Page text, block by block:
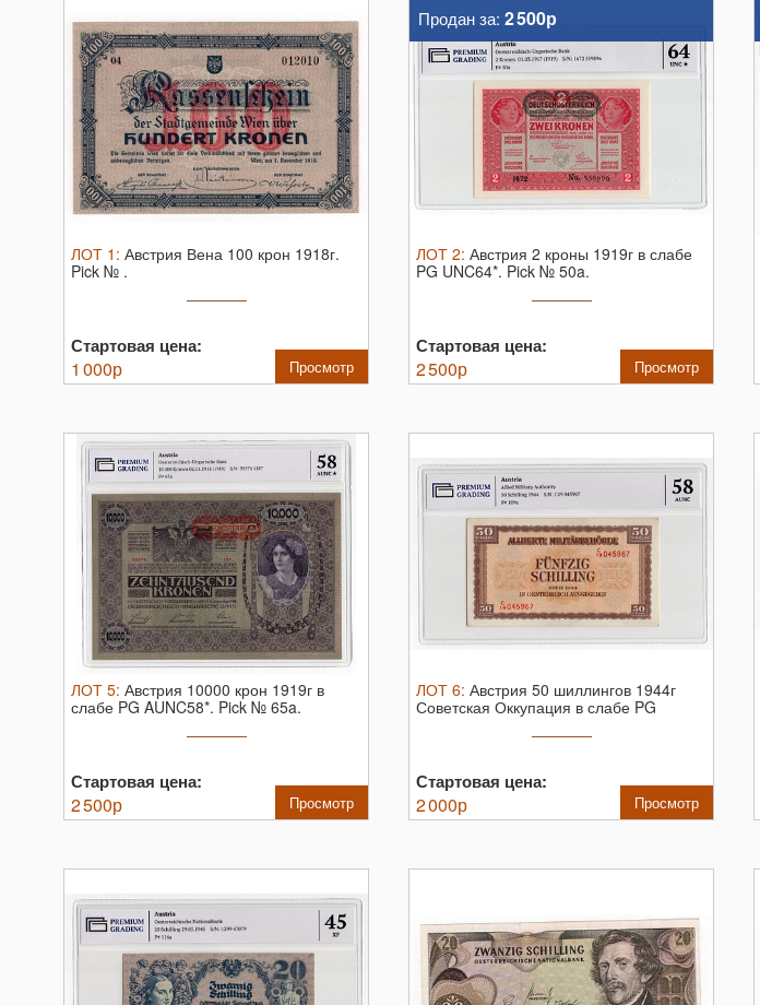
ЛОТ 1 : Австрия Вена 100 крон 1918г.
Pick № .
Стартовая цена:
1 000р Просмотр
Продан за: 2 500р
ЛОТ 2: Австрия 2 кроны 1919г в слабе
PG UNC64*. Pick № 50a.
Стартовая цена:
2 500р Просмотр
ЛОТ 5: Австрия 10000 крон 1919г в
слабе PG AUNC58*. Pick № 65a.
Стартовая цена:
2 500р Просмотр
ЛОТ 6: Австрия 50 шиллингов 1944г
Советская Оккупация в слабе PG
Стартовая цена:
2 000р Просмотр